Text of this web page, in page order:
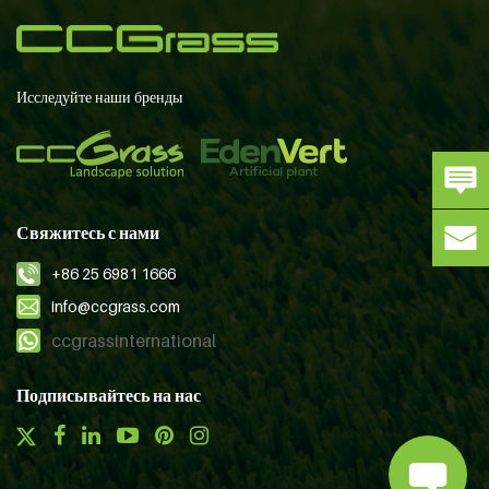
Исследуйте наши бренды
Свяжитесь с нами
+86 25 6981 1666
info@ccgrass.com
ccgrassinternational
Подписывайтесь на нас